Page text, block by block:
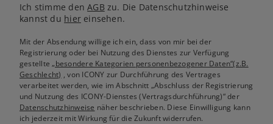
Ich stimme denAGB zu. Die Datenschutzhinweise
kannst du hiereinsehen.
Mit der Absendung willige ich ein, dass von mir bei der
Registrierung oder bei Nutzung des Dienstes zur Verfügung
gestellte„besondere Kategorien personenbezogener Daten“(z.B.
Geschlecht) , von ICONY zur Durchführung des Vertrages
verarbeitet werden, wie im Abschnitt „Abschluss der Registrierung
und Nutzung des ICONY-Dienstes (Vertragsdurchführung)“ der
Datenschutzhinweise näher beschrieben. Diese Einwilligung kann
ich jederzeit mit Wirkung für die Zukunft widerrufen.